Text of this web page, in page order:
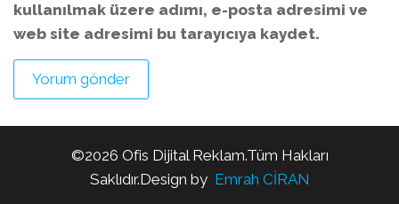
kullanılmak üzere adımı, e-posta adresimi ve
web site adresimi bu tarayıcıya kaydet.
©2026 Ofis Dijital Reklam.Tüm Hakları
Saklıdır.Design by Emrah CİRAN